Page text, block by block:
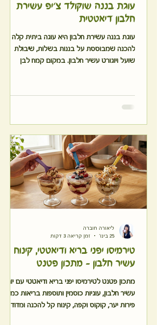
עוגת בננה שוקולד צ'יפ עשירת
חלבון דיאטטית
עוגת בננה עשירת חלבון היא עוגה ביתית קלה
להכנה שמבוססת על בננות בשלות, שיבולת
שועל ויוגורט עשיר חלבון. במקום קמח לבן
להוסיף שוקולד צ'יפ או שוקולד מריר מגורר. כל
פרוסה מכילה כ-85 קלוריות וכ-4 גרם חלבון.
טירמיסו יפני בריא ודיאטטי, קינוח
עשיר חלבון - מתכון פטנט
מתכון פטנט לטירמיסו יפני בריא ודיאטטי עם
עשיר חלבון, עוגיות כוסמין ותוספות בריאות כמו
פירות יער, קוקוס וקפה, קינוח קל להכנה ומדוד
ליאורה חוברה
25 בינו׳
זמן קריאה 3 דקות